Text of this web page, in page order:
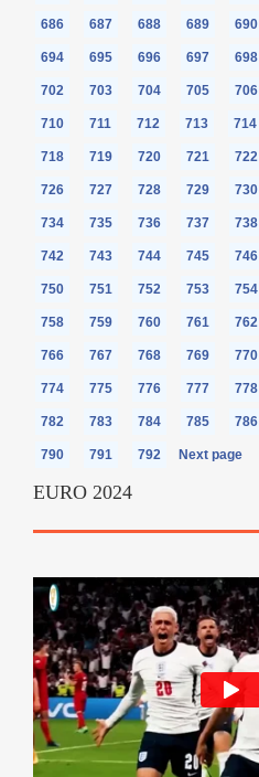
686 687 688 689 690
694 695 696 697 698
702 703 704 705 706
710 711 712 713 714
718 719 720 721 722
726 727 728 729 730
734 735 736 737 738
742 743 744 745 746
750 751 752 753 754
758 759 760 761 762
766 767 768 769 770
774 775 776 777 778
782 783 784 785 786
790 791 792 Next page
EURO 2024